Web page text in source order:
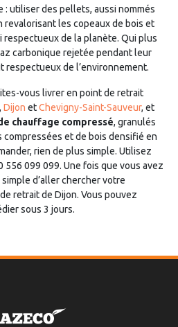
utiliser des pellets, aussi nommés
revalorisant les copeaux de bois et
respectueux de la planète. Qui plus
carbonique rejetée pendant leur
respectueux de l’environnement.
vous livrer en point de retrait
, Dijon etChevigny-Saint-Sauveur, et
chauffage compressé, granulés
compressées et de bois densifié en
rien de plus simple. Utilisez
099 099. Une fois que vous avez
d’aller chercher votre
retrait de Dijon. Vous pouvez
sous 3 jours.